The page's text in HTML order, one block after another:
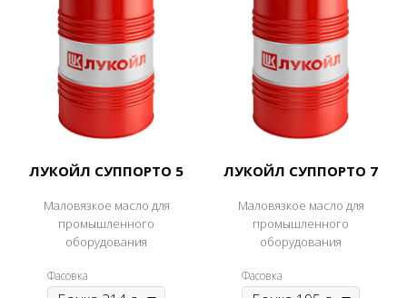
ЛУКОЙЛ СУППОРТО 5
Маловязкое масло для
промышленного
оборудования
Фасовка
ЛУКОЙЛ СУППОРТО 7
Маловязкое масло для
промышленного
оборудования
Фасовка